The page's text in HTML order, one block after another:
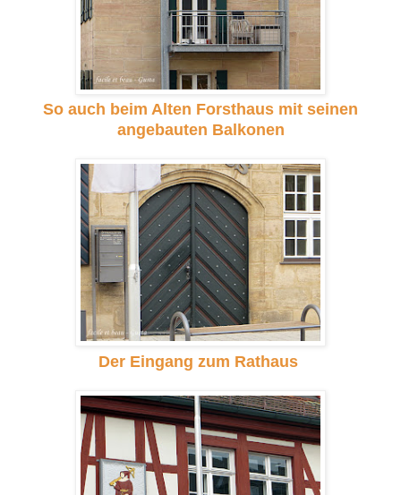
So auch beim Alten Forsthaus mit seinen
angebauten Balkonen
Der Eingang zum Rathaus